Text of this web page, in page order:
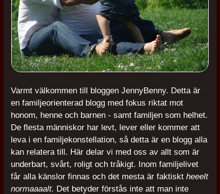
Varmt välkommen till bloggen JennyBenny. Detta är
en familjeorienterad blogg med fokus riktat mot
honom, henne och barnen - samt familjen som helhet.
De flesta människor har levt, lever eller kommer att
leva i en familjekonstellation, så detta är en blogg alla
kan relatera till. Här delar vi med oss av allt som är
underbart, svårt, roligt och tråkigt. Inom familjelivet
får alla känslor finnas och det mesta är faktiskt heeelt
normaaaalt. Det betyder förstås inte att man inte